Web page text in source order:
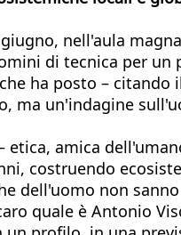
nell'aula
di tecnica per
ha posto –
ma un'indagine
amica
costruendo
dell'uomo non
quale è Antonio